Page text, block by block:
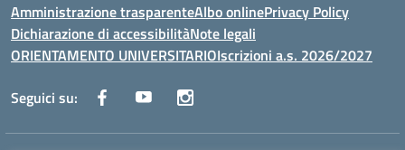
Amministrazione trasparenteAlbo onlinePrivacy Policy
Dichiarazione di accessibilitàNote legali
ORIENTAMENTO UNIVERSITARIOIscrizioni a.s. 2026/2027
Seguici su: